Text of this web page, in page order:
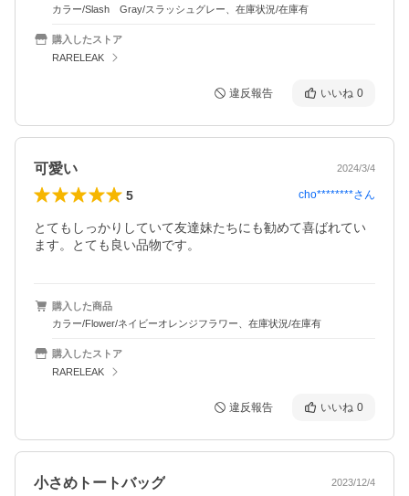
カラー/Slash Gray/スラッシュグレー、在庫状況/在庫有
購入したストア
RARELEAK
違反報告 いいね 0
可愛い 2024/3/4
5 cho********さん
とてもしっかりしていて友達妹たちにも勧めて喜ばれてい
ます。とても良い品物です。
購入した商品
カラー/Flower/ネイビーオレンジフラワー、在庫状況/在庫有
購入したストア
RARELEAK
違反報告 いいね 0
小さめトートバッグ 2023/12/4